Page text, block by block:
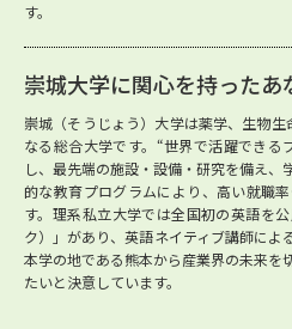
す。
崇城大学に関心を持ったあ
崇城（そうじょう）大学は薬学、生物
なる総合大学です。“世界で活躍できる
し、最先端の施設・設備・研究を備え
的な教育プログラムにより、高い就職
す。理系私立大学では全国初の英語を
ク）」があり、英語ネイティブ講師によ
本学の地である熊本から産業界の未来を
たいと決意しています。